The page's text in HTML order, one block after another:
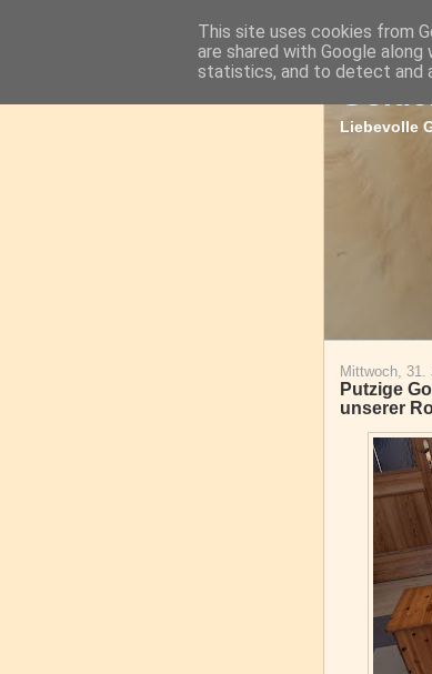
Liebevolle
Mittwoch, 31.
Putzige
unserer
This site uses cookies from
are shared with Google
statistics, and to detect and